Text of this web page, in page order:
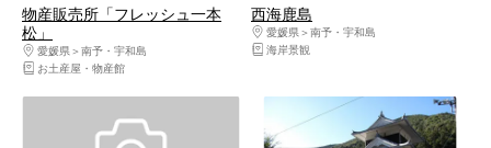
物産販売所「フレッシュ一本
松」
愛媛県
南予・宇和島
お土産屋・物産館
西海鹿島
愛媛県
南予・宇和島
海岸景観